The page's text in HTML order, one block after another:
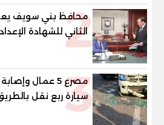
2
محافظ بني سويف
الثاني للشهادة
والنور للمكفوفين
3
سيارة ربع نقل